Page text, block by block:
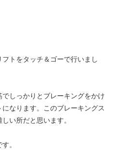
トをタッチ＆ゴーで行いまし
しっかりとブレーキングをかけ
なります。このブレーキングス
い所だと思います。
。